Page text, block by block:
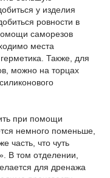
у изделия
ровности в
саморезов
места
Также, для
можно на торцах
при помощи
немного поменьше,
часть, что чуть
В том отделении,
для дренажа